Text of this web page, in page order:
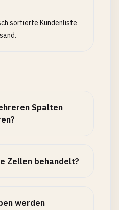
sortierte Kundenliste
Spalten
Zellen behandelt?
werden